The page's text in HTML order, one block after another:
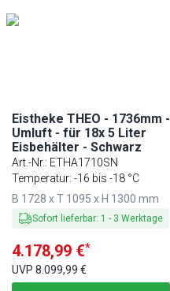
Eistheke THEO - 1736mm -
Umluft - für 18x 5 Liter
Eisbehälter - Schwarz
Art.-Nr.: ETHA1710SN
Temperatur: -16 bis -18 °C
B 1728 x T 1095 x H 1300 mm
Sofort lieferbar: 1 - 3 Werktage
4.178,99 €*
UVP 8.099,99 €